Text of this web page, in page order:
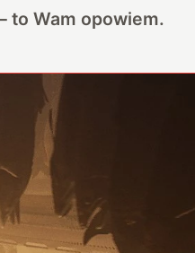
to Wam opowiem.